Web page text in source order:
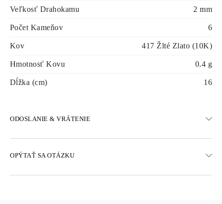
Veľkosť Drahokamu 2 mm
Počet Kameňov 6
Kov 417 Žlté Zlato (10K)
Hmotnosť Kovu 0.4 g
Dĺžka (cm) 16
ODOSLANIE & VRÁTENIE
K dispozícii sú aj možnosti expresného doručenia
OPÝTAŤ SA OTÁZKU